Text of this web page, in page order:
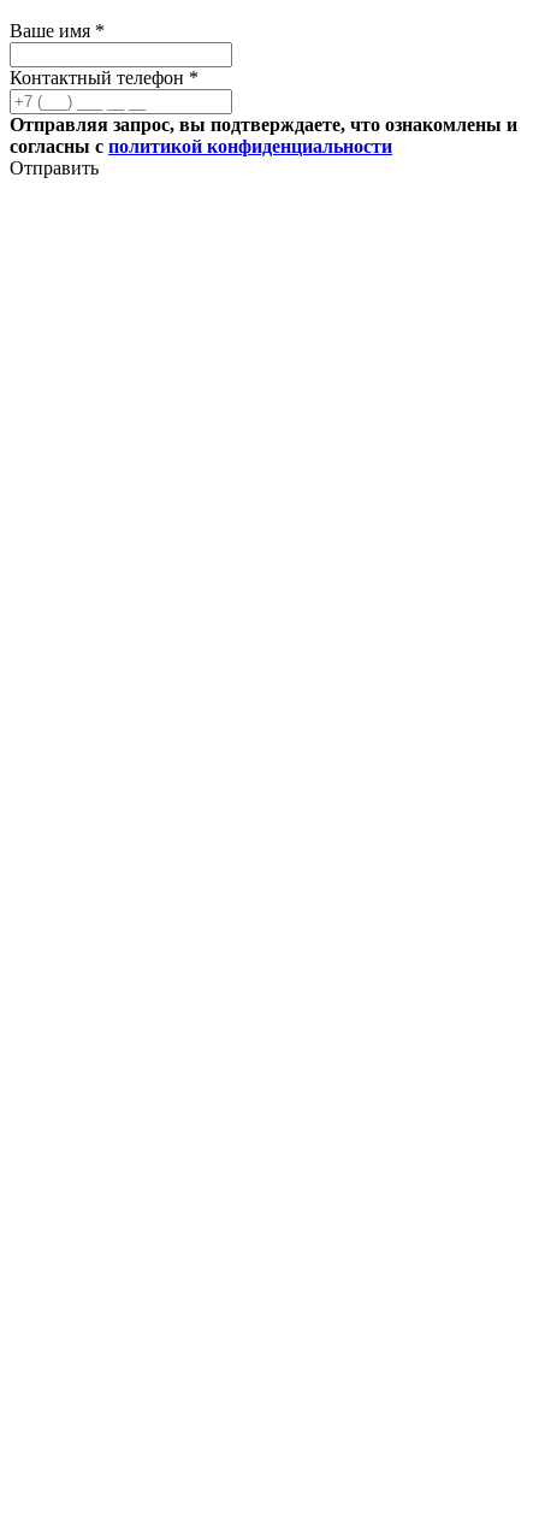
Ваше имя *
Контактный телефон *
Отправляя запрос, вы подтверждаете, что ознакомлены и
согласны с политикой конфиденциальности
Отправить